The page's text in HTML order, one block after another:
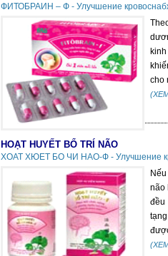
ФИТОБРАИН – Ф - Улучшение
cho
HOẠT HUYẾT BỔ TRÍ NÃO
ХОАТ ХЮЕТ БО ЧИ НАО-Ф - Улучшение
não
đều